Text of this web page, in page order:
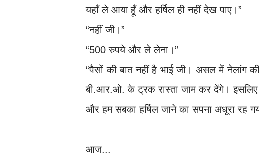
यहाँ ले आया हूँ और हर्षिल ही नहीं देख पाए।”
“नहीं जी।”
“500 रुपये और ले लेना।”
“पैसों की बात नहीं है भाई जी। असल में नेलांग
बी.आर.ओ. के ट्रक रास्ता जाम कर देंगे। इसलिए
और हम सबका हर्षिल जाने का सपना अधूरा रह
आज...